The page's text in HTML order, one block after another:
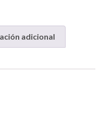
adicional